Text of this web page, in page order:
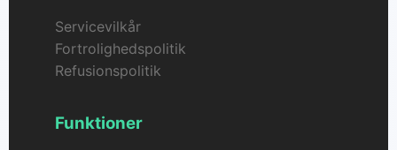
Servicevilkår
Fortrolighedspolitik
Refusionspolitik
Funktioner